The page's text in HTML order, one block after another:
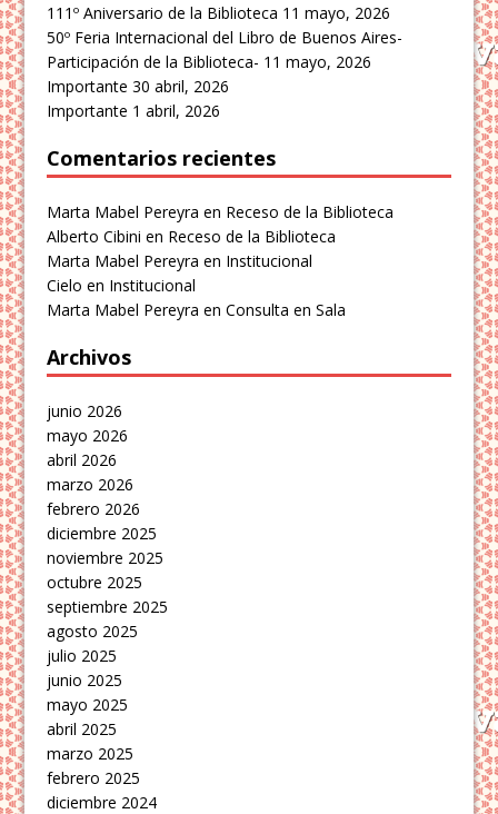
111º Aniversario de la Biblioteca 11 mayo, 2026
50º Feria Internacional del Libro de Buenos Aires-
Participación de la Biblioteca- 11 mayo, 2026
Importante 30 abril, 2026
Importante 1 abril, 2026
Comentarios recientes
Marta Mabel Pereyra en Receso de la Biblioteca
Alberto Cibini en Receso de la Biblioteca
Marta Mabel Pereyra en Institucional
Cielo en Institucional
Marta Mabel Pereyra enConsulta en Sala
Archivos
junio 2026
mayo 2026
abril 2026
marzo 2026
febrero 2026
diciembre 2025
noviembre 2025
octubre 2025
septiembre 2025
agosto 2025
julio 2025
junio 2025
mayo 2025
abril 2025
marzo 2025
febrero 2025
diciembre 2024